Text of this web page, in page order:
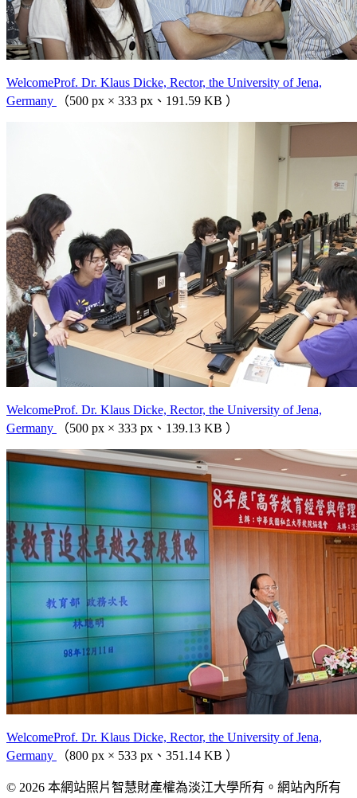
WelcomeProf. Dr. Klaus Dicke, Rector, the University of Jena,
Germany
（500 px × 333 px、191.59 KB ）
WelcomeProf. Dr. Klaus Dicke, Rector, the University of Jena,
Germany
（500 px × 333 px、139.13 KB ）
WelcomeProf. Dr. Klaus Dicke, Rector, the University of Jena,
Germany
（800 px × 533 px、351.14 KB ）
© 2026 本網站照片智慧財產權為淡江大學所有。網站內所有